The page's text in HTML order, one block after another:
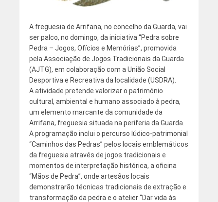
A freguesia de Arrifana, no concelho da Guarda, vai
ser palco, no domingo, da iniciativa “Pedra sobre
Pedra – Jogos, Ofícios e Memórias”, promovida
pela Associação de Jogos Tradicionais da Guarda
(AJTG), em colaboração com a União Social
Desportiva e Recreativa da localidade (USDRA).
A atividade pretende valorizar o património
cultural, ambiental e humano associado à pedra,
um elemento marcante da comunidade da
Arrifana, freguesia situada na periferia da Guarda.
A programação inclui o percurso lúdico-patrimonial
“Caminhos das Pedras” pelos locais emblemáticos
da freguesia através de jogos tradicionais e
momentos de interpretação histórica, a oficina
“Mãos de Pedra”, onde artesãos locais
demonstrarão técnicas tradicionais de extração e
transformação da pedra e o atelier “Dar vida às